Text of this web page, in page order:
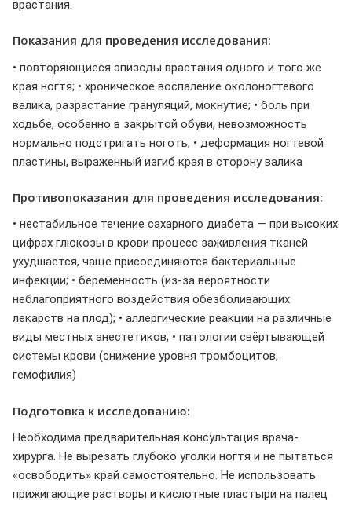
врастания.
Показания для проведения исследования:
• повторяющиеся эпизоды врастания одного и того же
края ногтя; • хроническое воспаление околоногтевого
валика, разрастание грануляций, мокнутие; • боль при
ходьбе, особенно в закрытой обуви, невозможность
нормально подстригать ноготь; • деформация ногтевой
пластины, выраженный изгиб края в сторону валика
Противопоказания для проведения исследования:
• нестабильное течение сахарного диабета — при высоких
цифрах глюкозы в крови процесс заживления тканей
ухудшается, чаще присоединяются бактериальные
инфекции; • беременность (из-за вероятности
неблагоприятного воздействия обезболивающих
лекарств на плод); • аллергические реакции на различные
виды местных анестетиков; • патологии свёртывающей
системы крови (снижение уровня тромбоцитов,
гемофилия)
Подготовка к исследованию:
Необходима предварительная консультация врача-
хирурга. Не вырезать глубоко уголки ногтя и не пытаться
«освободить» край самостоятельно. Не использовать
прижигающие растворы и кислотные пластыри на палец